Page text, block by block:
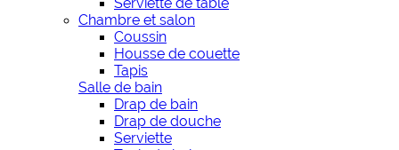
Chambre et salon
Coussin
Housse de couette
Tapis
Salle de bain
Drap de bain
Drap de douche
Serviette